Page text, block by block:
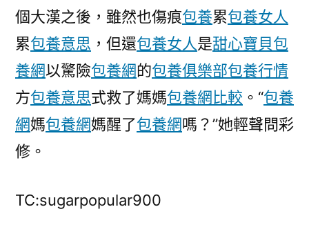
接
更
甜
心
寶
貝
個大漢之後，雖然也傷痕包養累包養女人
累包養意思 ，但還包養女人是甜心寶貝包
養網以驚險包養網的包養俱樂部包養行情
方包養意思式救了媽媽包養網比較 。“包養
網媽包養網媽醒了包養網嗎？”她輕聲問彩
修。
TC:sugarpopular900